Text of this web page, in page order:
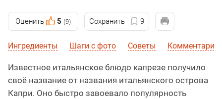
Оценить 5 (9) Сохранить 9
Ингредиенты Шаги с фото Советы Комментарии
Известное итальянское блюдо капрезе получило
своё название от названия итальянского острова
Капри. Оно быстро завоевало популярность